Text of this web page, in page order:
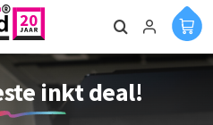
inkt deal!